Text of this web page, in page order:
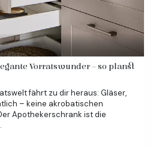
Vorratswunder – so planst
fährt zu dir heraus: Gläser,
– keine akrobatischen
Apothekerschrank ist die